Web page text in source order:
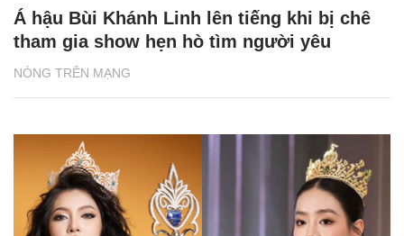
NÓNG TRÊN MẠNG
Á hậu Bùi Khánh Linh lên tiếng khi bị chê
tham gia show hẹn hò tìm người yêu